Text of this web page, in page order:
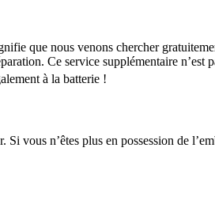
que nous venons chercher
Ce service supplémentaire n’est
à la batterie !
vous n’êtes plus en possession de